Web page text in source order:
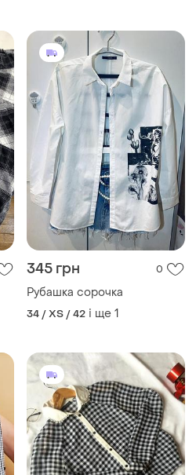
345 грн 0
Рубашка сорочка
34 / XS / 42 і ще 1